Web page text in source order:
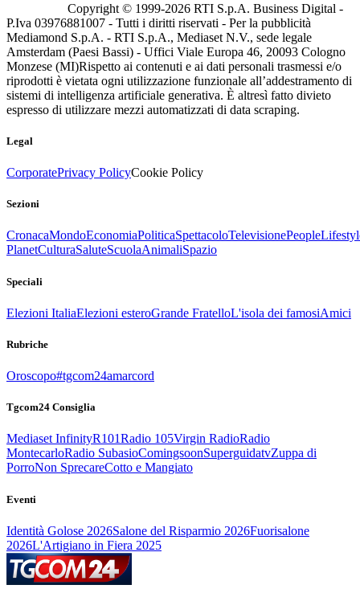
Copyright © 1999-2026 RTI S.p.A. Business Digital -
P.Iva 03976881007 - Tutti i diritti riservati - Per la pubblicità
Mediamond S.p.A. - RTI S.p.A., Mediaset N.V., sede legale
Amsterdam (Paesi Bassi) - Uffici Viale Europa 46, 20093 Cologno
Monzese (MI)Rispetto ai contenuti e ai dati personali trasmessi e/o
riprodotti è vietata ogni utilizzazione funzionale all’addestramento di
sistemi di intelligenza artificiale generativa. È altresì fatto divieto
espresso di utilizzare mezzi automatizzati di data scraping.
Legal
CorporatePrivacy PolicyCookie Policy
Sezioni
CronacaMondoEconomiaPoliticaSpettacoloTelevisionePeople
PlanetCulturaSaluteScuolaAnimaliSpazio
Speciali
Elezioni ItaliaElezioni esteroGrande FratelloL'isola dei famosiAmici
Rubriche
Oroscopo#tgcom24amarcord
Tgcom24 Consiglia
Mediaset InfinityR101Radio 105Virgin RadioRadio
MontecarloRadio SubasioComingsoonSuperguidatvZuppa di
PorroNon SprecareCotto e Mangiato
Eventi
Identità Golose 2026Salone del Risparmio 2026Fuorisalone
2026L'Artigiano in Fiera 2025